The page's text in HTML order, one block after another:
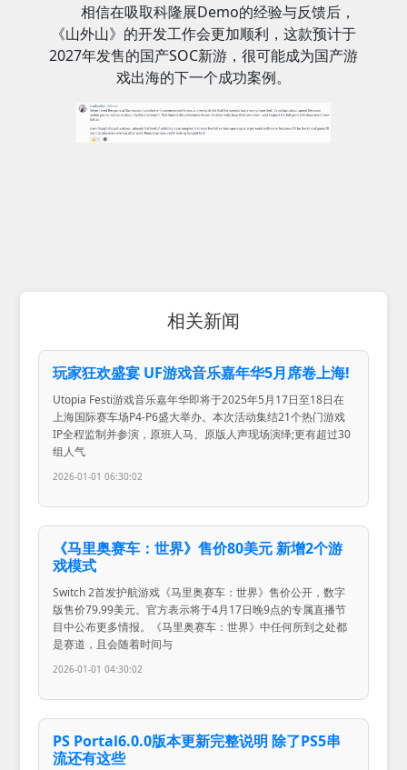
相信在吸取科隆展Demo的经验与反馈后，
《山外山》的开发工作会更加顺利，这款预计于
2027年发售的国产SOC新游，很可能成为国产游
戏出海的下一个成功案例。
相关新闻
玩家狂欢盛宴 UF游戏音乐嘉年华5月席卷上海!
Utopia Festi游戏音乐嘉年华即将于2025年5月17日至18日在
上海国际赛车场P4-P6盛大举办。本次活动集结21个热门游戏
IP全程监制并参演，原班人马、原版人声现场演绎;更有超过30
组人气
2026-01-01 06:30:02
《马里奥赛车：世界》售价80美元 新增2个游
戏模式
Switch 2首发护航游戏《马里奥赛车：世界》售价公开，数字
版售价79.99美元。官方表示将于4月17日晚9点的专属直播节
目中公布更多情报。《马里奥赛车：世界》中任何所到之处都
是赛道，且会随着时间与
2026-01-01 04:30:02
PS Portal6.0.0版本更新完整说明 除了PS5串
流还有这些